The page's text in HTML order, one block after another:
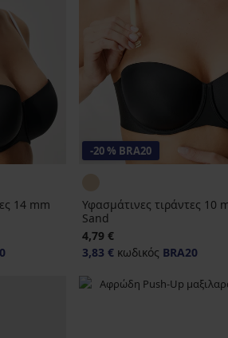
14 mm
-20 % BRA20
Υφασμάτινες τιράντες 10
Sand
4,79 €
3,83 €κωδικός BRA20